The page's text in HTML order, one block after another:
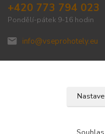
+420 773 794 023
Pondělí-pátek 9-16 hodin
info@vseprohotely.eu